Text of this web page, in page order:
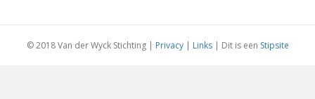
© 2018 Van der Wyck Stichting | Privacy| Links| Dit is een Stipsite